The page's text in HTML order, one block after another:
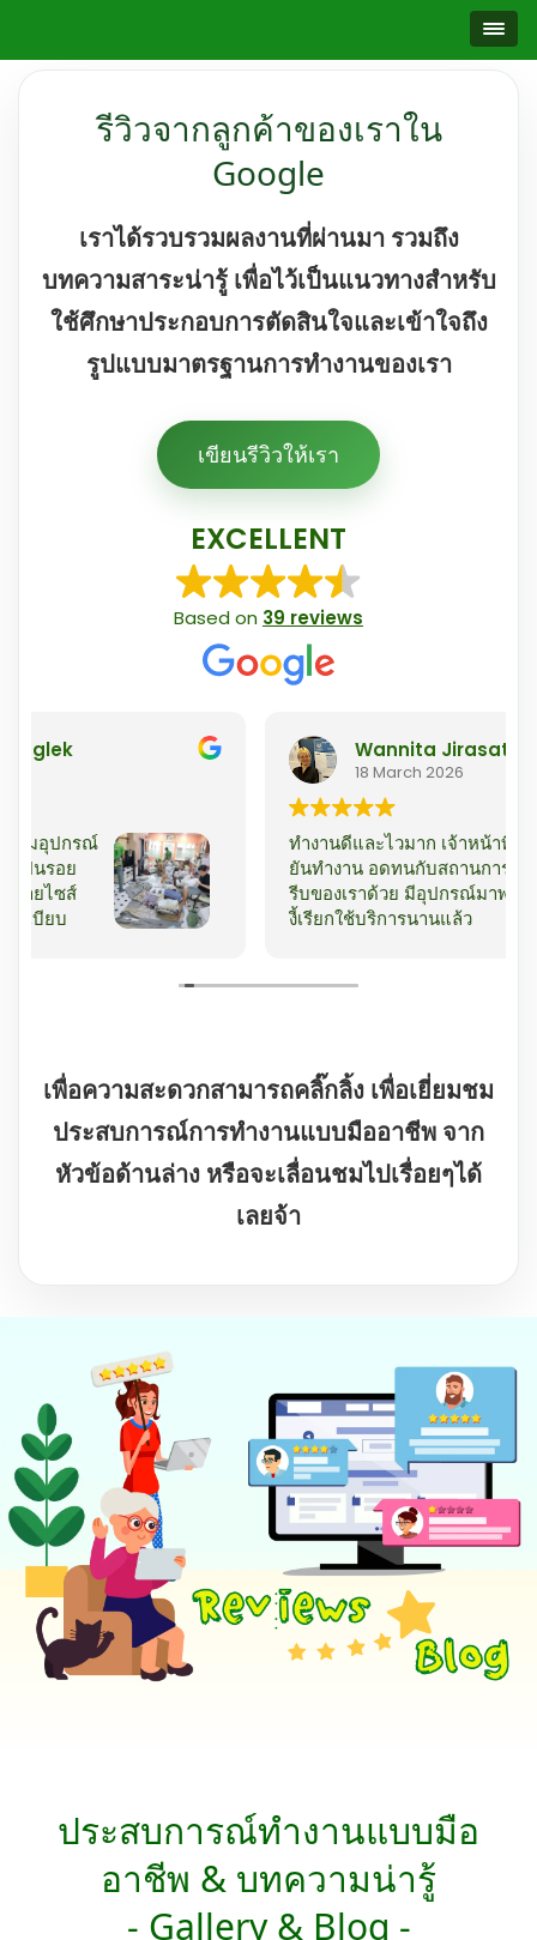
รีวิวจากลูกค้าของเราใน
Google
เราได้รวบรวมผลงานที่ผ่านมา รวมถึง
บทความสาระน่ารู้ เพื่อไว้เป็นแนวทางสำหรับ
ใช้ศึกษาประกอบการตัดสินใจและเข้าใจถึง
รูปแบบมาตรฐานการทำงานของเรา
เขียนรีวิวให้เรา
EXCELLENT
Based on 39 reviews
Wannita Jirasatitvarakul
ทำงานดีและไวมาก เจ้าหน้าที่น่ารักตั้งแต่ตอนติดต่อ
ยันทำงาน อดทนกับสถานการณ์ที่ไม่แน่นอนและเร่ง
รีบของเราด้วย มีอุปกรณ์มาพร้อม จบงานคือคิดว่า รู้
งี้เรียกใช้บริการนานแล้ว
ขอบคุณสำหรับรีวิวที่ยอดเยี่ยมมากค่ะ! เรามีความ
เพื่อความสะดวกสามารถคลิ๊กลิ้ง เพื่อเยี่ยมชม
ประสบการณ์การทำงานแบบมืออาชีพ จาก
หัวข้อด้านล่าง หรือจะเลื่อนชมไปเรื่อยๆได้
เลยจ้า
ประสบการณ์ทำงานแบบมือ
อาชีพ & บทความน่ารู้
- Gallery & Blog -